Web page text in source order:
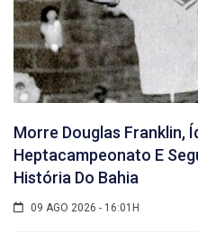
Morre Douglas Franklin,
Heptacampeonato E
História Do Bahia
09 AGO 2026 - 16:01H